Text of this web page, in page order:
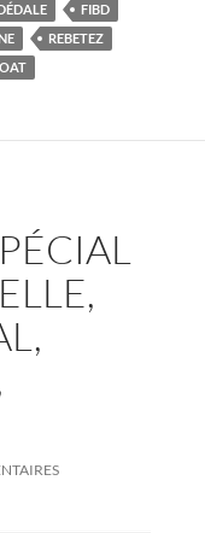
FIBD
REBETEZ